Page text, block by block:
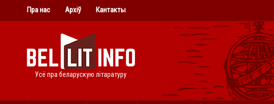
Пра нас Архіў Кантакты
Усё пра беларускую літаратуру